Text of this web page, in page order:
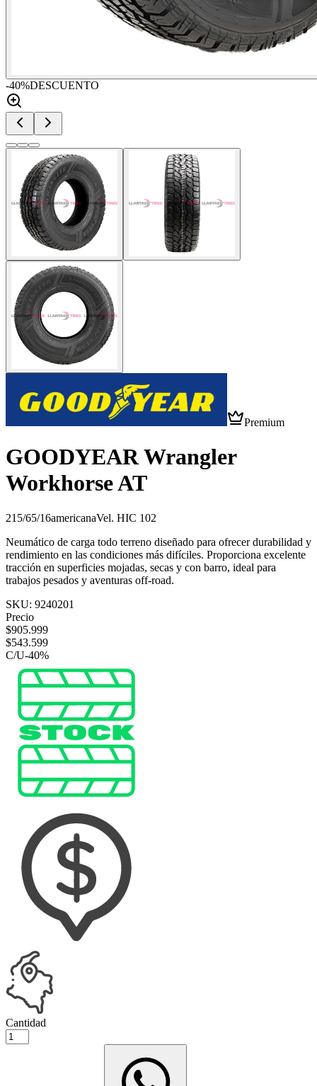
-40%DESCUENTO
Premium
GOODYEAR Wrangler
Workhorse AT
215/65/16americanaVel. HIC 102
Neumático de carga todo terreno diseñado para ofrecer durabilidad y
rendimiento en las condiciones más difíciles. Proporciona excelente
tracción en superficies mojadas, secas y con barro, ideal para
trabajos pesados y aventuras off-road.
SKU: 9240201
Precio
$905.999
$543.599
C/U-40%
Cantidad